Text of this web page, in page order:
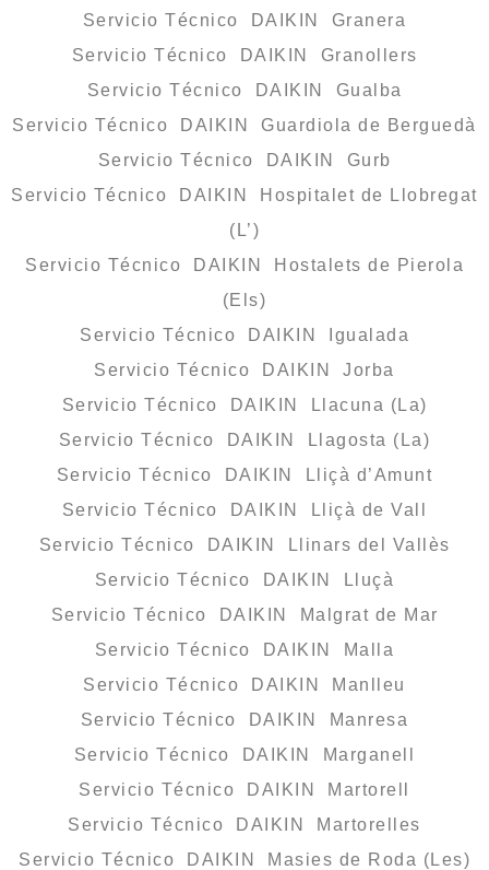
Servicio Técnico DAIKIN Granera
Servicio Técnico DAIKIN Granollers
Servicio Técnico DAIKIN Gualba
Servicio Técnico DAIKIN Guardiola de Berguedà
Servicio Técnico DAIKIN Gurb
Servicio Técnico DAIKIN Hospitalet de Llobregat
(L’)
Servicio Técnico DAIKIN Hostalets de Pierola
(Els)
Servicio Técnico DAIKIN Igualada
Servicio Técnico DAIKIN Jorba
Servicio Técnico DAIKIN Llacuna (La)
Servicio Técnico DAIKIN Llagosta (La)
Servicio Técnico DAIKIN Lliçà d’Amunt
Servicio Técnico DAIKIN Lliçà de Vall
Servicio Técnico DAIKIN Llinars del Vallès
Servicio Técnico DAIKIN Lluçà
Servicio Técnico DAIKIN Malgrat de Mar
Servicio Técnico DAIKIN Malla
Servicio Técnico DAIKIN Manlleu
Servicio Técnico DAIKIN Manresa
Servicio Técnico DAIKIN Marganell
Servicio Técnico DAIKIN Martorell
Servicio Técnico DAIKIN Martorelles
Servicio Técnico DAIKIN Masies de Roda (Les)